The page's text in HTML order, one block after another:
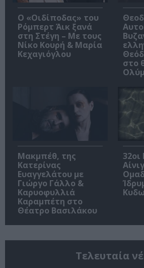
O «Οιδίποδας» του
Ρόμπερτ Άικ ξανά
στη Στέγη – Με τους
Νίκο Κουρή & Μαρία
Κεχαγιόγλου
στο
Μακμπέθ, της
Κατερίνας
Ευαγγελάτου με
Γιώργο Γάλλο &
Καρυοφυλλιά
Καραμπέτη στο
Θέατρο Βασιλάκου
32οι
Τελευταία